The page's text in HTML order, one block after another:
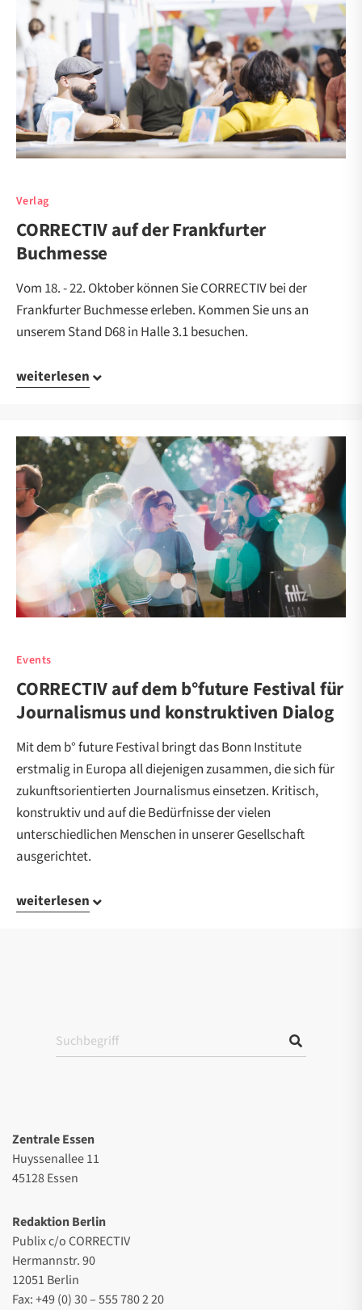
Verlag
CORRECTIV auf der Frankfurter
Buchmesse
Vom 18. - 22. Oktober können Sie CORRECTIV bei der
Frankfurter Buchmesse erleben. Kommen Sie uns an
unserem Stand D68 in Halle 3.1 besuchen.
weiterlesen
Events
CORRECTIV auf dem b°future Festival für
Journalismus und konstruktiven Dialog
Mit dem b° future Festival bringt das Bonn Institute
erstmalig in Europa all diejenigen zusammen, die sich für
zukunftsorientierten Journalismus einsetzen. Kritisch,
konstruktiv und auf die Bedürfnisse der vielen
unterschiedlichen Menschen in unserer Gesellschaft
ausgerichtet.
weiterlesen
Zentrale Essen
Huyssenallee 11
45128 Essen
Redaktion Berlin
Publix c/o CORRECTIV
Hermannstr. 90
12051 Berlin
Fax: +49 (0) 30 – 555 780 2 20